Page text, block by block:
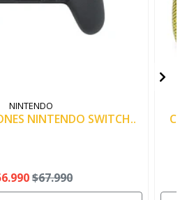
NINTENDO
NINTENDO SWITCH..
$67.990